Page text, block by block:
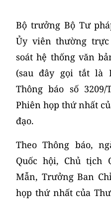
​Bộ trưởng Bộ Tư
Ủy viên thường
soát hệ thống văn
(sau đây gọi tắt là
Thông báo số 3209/
Phiên họp thứ nhất
đạo.
Theo Thông báo,
Quốc hội, Chủ tịch
Mẫn, Trưởng Ban
họp thứ nhất của